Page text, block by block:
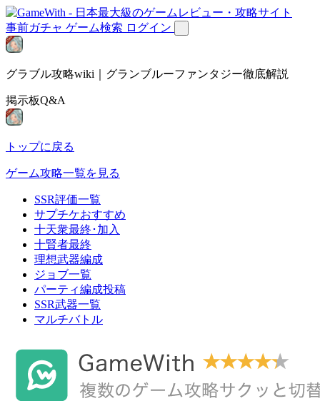
事前ガチャ ゲーム検索 ログイン
グラブル攻略wiki｜グランブルーファンタジー徹底解説
掲示板Q&A
トップに戻る
ゲーム攻略一覧を見る
SSR評価一覧
サプチケおすすめ
十天衆最終･加入
十賢者最終
理想武器編成
ジョブ一覧
パーティ編成投稿
SSR武器一覧
マルチバトル